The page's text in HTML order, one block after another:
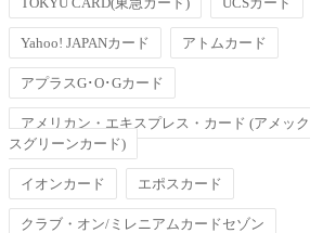
Yahoo! JAPANカード アトムカード
アプラスG･O･Gカード
アメリカン・エキスプレス・カード (アメック
スグリーンカード)
イオンカード エポスカード
クラブ・オン/ミレニアムカードセゾン